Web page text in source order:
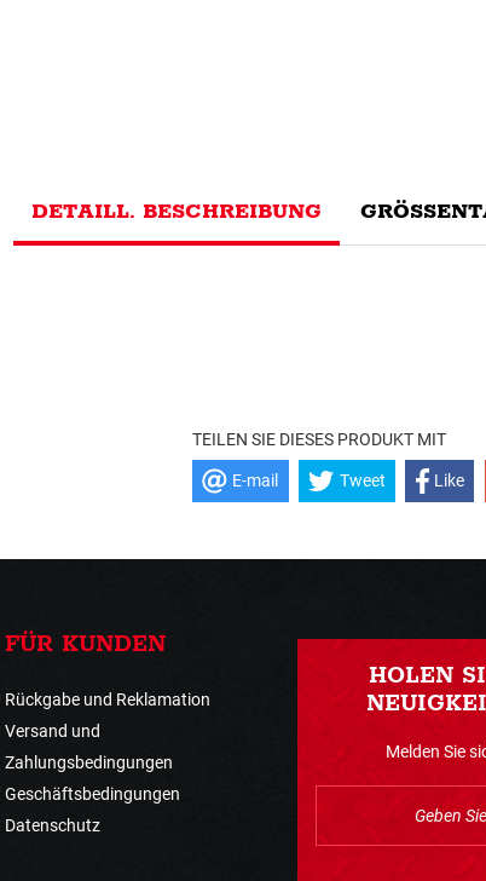
DETAILL. BESCHREIBUNG
TEILEN SIE DIESES PRODUKT MIT
E-mail Tweet Like
FÜR KUNDEN
Rückgabe und Reklamation
Versand und
Zahlungsbedingungen
Geschäftsbedingungen
Datenschutz
HOLEN
Melden Sie